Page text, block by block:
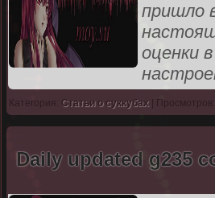
пришло
оценки
Категория: Статьи о суккубах |
Daily updated g235